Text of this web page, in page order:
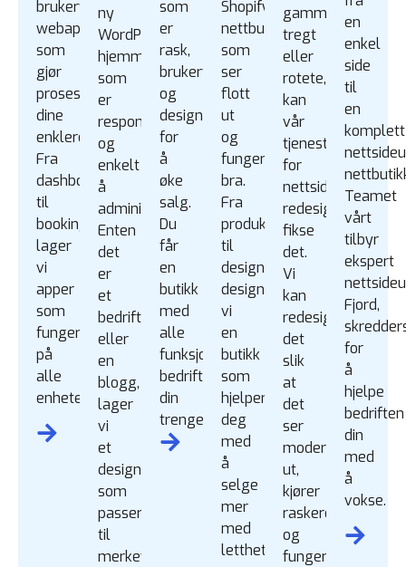
brukervennlige
webapper
som
gjør
prosessene
dine
enklere.
Fra
dashbord
til
bookingsystemer
lager
vi
apper
som
fungerer
på
alle
enheter.
ny
WordPress
hjemmeside
som
er
responsivt
og
enkelt
å
administrere.
Enten
det
er
et
bedriftsnettsted
eller
en
blogg,
lager
vi
et
design
som
passer
til
merkevaren
som
er
rask,
brukervennlig
og
designet
for
å
øke
salg.
Du
får
en
butikk
med
alle
funksjonene
bedriften
din
trenger.
Shopify
nettbutikk
som
ser
flott
ut
og
fungerer
bra.
Fra
produktoppsett
til
design
designer
vi
en
butikk
som
hjelper
deg
med
å
selge
mer
med
letthet.
gammelt,
tregt
eller
rotete,
kan
vår
tjeneste
for
nettside
redesign
fikse
det.
Vi
kan
redesign
det
slik
at
det
ser
moderne
ut,
kjører
raskere
og
fungerer
en
enkel
side
til
en
komplett
Teamet
vårt
tilbyr
ekspert
Fjord,
for
å
hjelpe
bedriften
din
med
å
vokse.